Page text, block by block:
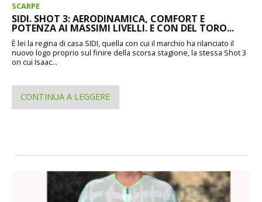
SCARPE
SIDI. SHOT 3: AERODINAMICA, COMFORT E
POTENZA AI MASSIMI LIVELLI. E CON DEL TORO...
È lei la regina di casa SIDI, quella con cui il marchio ha rilanciato il
nuovo logo proprio sul finire della scorsa stagione, la stessa Shot 3
on cui Isaac...
CONTINUA A LEGGERE